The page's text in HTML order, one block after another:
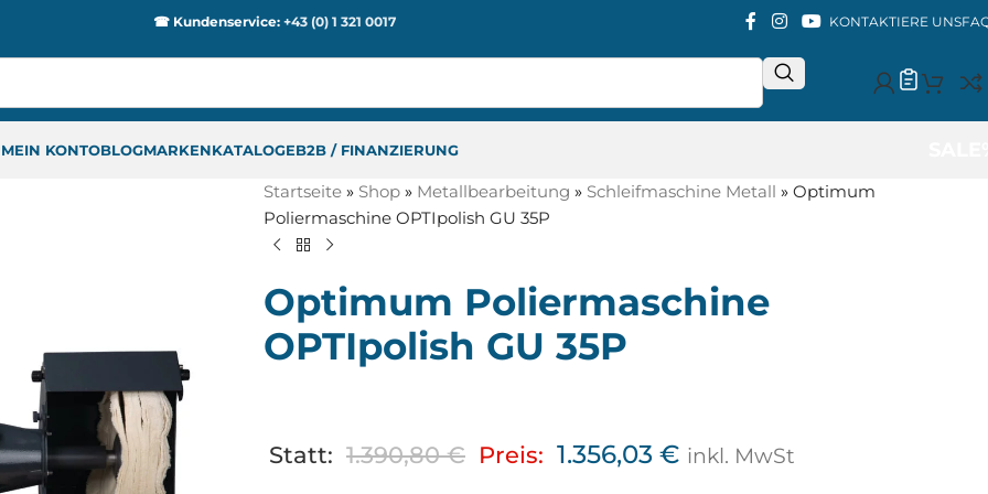
☎ Kundenservice:+43 (0) 1 321 0017 KONTAKTIERE UNS
MEIN KONTOBLOGMARKENKATALOGEB2B / FINANZIERUNG
Startseite » Shop » Metallbearbeitung » Schleifmaschine Metall » Optimum
Poliermaschine OPTIpolish GU 35P
Optimum Poliermaschine
OPTIpolish GU 35P
Statt: 1.390,80€ Preis: 1.356,03 € inkl. MwSt